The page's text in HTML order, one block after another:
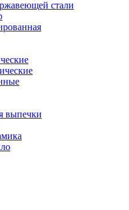
стали
выпечки